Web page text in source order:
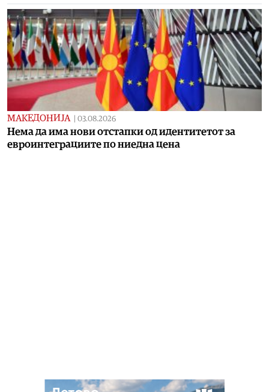
МАКЕДОНИЈА 03.08.2026
Нема да има нови отстапки од идентитетот за
евроинтеграциите по ниедна цена